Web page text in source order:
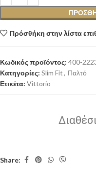
Πρόσθήκη στην λίστα
Κωδικός προϊόντος: 400-
Κατηγορίες: Slim Fit, Παλτό
Ετικέτα: Vittorio
Share: